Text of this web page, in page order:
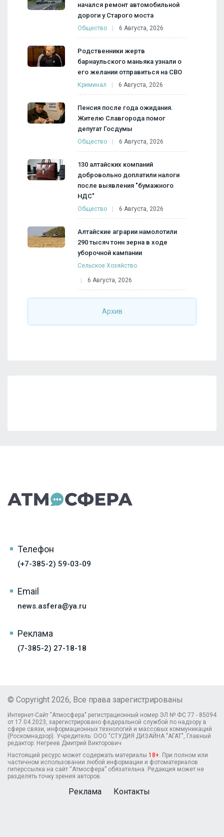
начался ремонт автомобильной
дороги у Старого моста
Общество 6 Августа, 2026
Родственники жертв
барнаульского маньяка узнали о
его желании отправиться на СВО
Криминал 6 Августа, 2026
Пенсия после года ожидания.
Жителю Славгорода помог
депутат Госдумы
Общество 6 Августа, 2026
130 алтайских компаний
добровольно доплатили налоги
после выявления "бумажного
НДС"
Общество 6 Августа, 2026
Алтайские аграрии намолотили
290 тысяч тонн зерна в ходе
уборочной кампании
Сельское Хозяйство
6 Августа, 2026
Архив
Телефон
(+7-385-2) 59-03-09
Email
news.asfera@ya.ru
Реклама
(7-385-2) 27-18-18
© Copyright 2026, Все права зарегистрированы
Интернет-Сайт "Атмосфера" регистрационный номер ЭЛ № ФС 77 - 85094
от 17.04.2023, зарегистрировано федеральной службой по надзору в
сфере связи, информационных технологий и массовых коммуникаций
(Роскомнадзор). Учредитель: ООО "СТУДИЯ ДИЗАЙНА "АГАТ", Главный
редактор: Негреев Дмитрий Викторович
Настоящий ресурс может содержать материалы 18+ . При полном или
частичном использовании любой информации и фотоматериалов
гиперссылка на сайт “Атмосфера” обязательна. Редакция может не
разделять точку зрения авторов.
Реклама Контакты